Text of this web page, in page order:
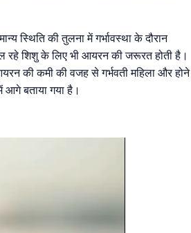
स्थिति की तुलना में गर्भावस्था के दौरान
रहे शिशु के लिए भी आयरन की जरूरत होती है।
की कमी की वजह से गर्भवती महिला और होने
बताया गया है।